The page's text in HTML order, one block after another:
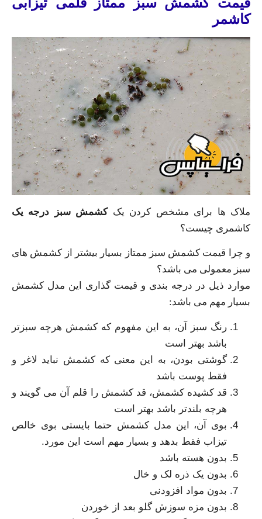
کاشمر
ملاک ها برای مشخص کردن یککشمش سبز درجه یک
کاشمری چیست؟
و چرا قیمت کشمش سبز ممتاز بسیار بیشتر از کشمش های
سبز معمولی می باشد؟
موارد ذیل در درجه بندی و قیمت گذاری این مدل کشمش
بسیار مهم می باشد:
رنگ سبز آن، به این مفهوم که کشمش هرچه سبزتر
باشد بهتر است
گوشتی بودن، به این معنی که کشمش نباید لاغر و
فقط پوست باشد
قد کشیده کشمش، قد کشمش را قلم آن می گویند و
هرچه بلندتر باشد بهتر است
بوی آن، این مدل کشمش حتما بایستی بوی خالص
تیزاب فقط بدهد و بسیار مهم است این مورد.
بدون هسته باشد
بدون یک ذره لک و خال
بدون مواد افزودنی
بدون مزه سوزش گلو بعد از خوردن